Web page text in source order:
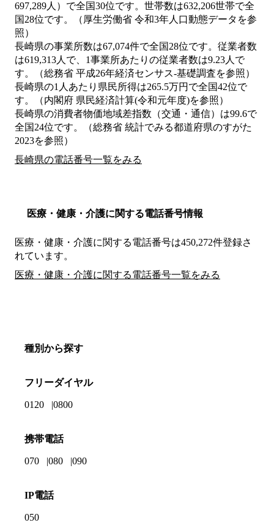
697,289人）で全国30位です。世帯数は632,206世帯で全
国28位です。（厚生労働省 令和3年人口動態データを参
照）
長崎県の事業所数は67,074件で全国28位です。従業者数
は619,313人で、1事業所あたりの従業者数は9.23人で
す。（総務省 平成26年経済センサス‐基礎調査を参照）
長崎県の1人あたり県民所得は265.5万円で全国42位で
す。（内閣府 県民経済計算(令和元年度)を参照）
長崎県の消費者物価地域差指数（交通・通信）は99.6で
全国24位です。（総務省 統計でみる都道府県のすがた
2023を参照）
長崎県の電話番号一覧をみる
医療・健康・介護に関する電話番号情報
医療・健康・介護に関する電話番号は450,272件登録さ
れています。
医療・健康・介護に関する電話番号一覧をみる
種別から探す
フリーダイヤル
0120 0800
携帯電話
070 080 090
IP電話
050